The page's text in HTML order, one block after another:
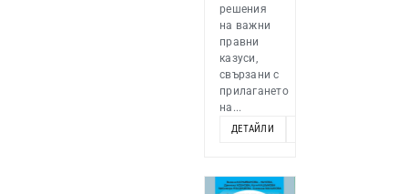
решения
на важни
правни
казуси,
свързани с
прилагането
на...
ДЕТАЙЛИ